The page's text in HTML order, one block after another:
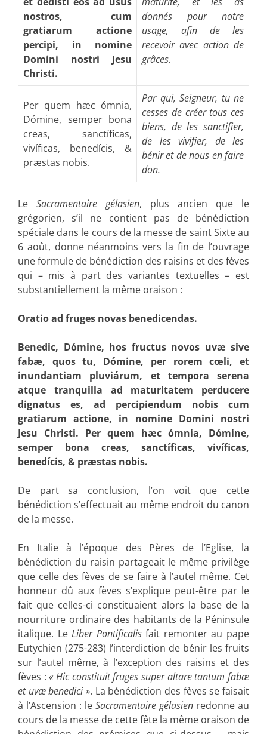
nostros, cum
gratiarum actione
percipi, in nomine
Domini nostri Jesu
Christi.
donnés pour notre
usage, afin de les
recevoir avec action de
grâces.
Per quem hæc ómnia,
Dómine, semper bona
creas, sanctíficas,
vivíficas, benedícis, &
præstas nobis.
Par qui, Seigneur, tu ne
cesses de créer tous ces
biens, de les sanctifier,
de les vivifier, de les
bénir et de nous en faire
don.
Le Sacramentaire gélasien, plus ancien que le
grégorien, s’il ne contient pas de bénédiction
spéciale dans le cours de la messe de saint Sixte au
6 août, donne néanmoins vers la fin de l’ouvrage
une formule de bénédiction des raisins et des fèves
qui – mis à part des variantes textuelles – est
substantiellement la même oraison :
Oratio ad fruges novas benedicendas.
Benedic, Dómine, hos fructus novos uvæ sive
fabæ, quos tu, Dómine, per rorem cœli, et
inundantiam pluviárum, et tempora serena
atque tranquilla ad maturitatem perducere
dignatus es, ad percipiendum nobis cum
gratiarum actione, in nomine Domini nostri
Jesu Christi. Per quem hæc ómnia, Dómine,
semper bona creas, sanctíficas, vivíficas,
benedícis, & præstas nobis.
De part sa conclusion, l’on voit que cette
bénédiction s’effectuait au même endroit du canon
de la messe.
En Italie à l’époque des Pères de l’Eglise, la
bénédiction du raisin partageait le même privilège
que celle des fèves de se faire à l’autel même. Cet
honneur dû aux fèves s’explique peut-être par le
fait que celles-ci constituaient alors la base de la
nourriture ordinaire des habitants de la Péninsule
italique. LeLiber Pontificalisfait remonter au pape
Eutychien (275-283) l’interdiction de bénir les fruits
sur l’autel même, à l’exception des raisins et des
fèves :« Hic constituit fruges super altare tantum fabæ
et uvæ benedici ». La bénédiction des fèves se faisait
à l’Ascension : le Sacramentaire gélasien redonne au
cours de la messe de cette fête la même oraison de